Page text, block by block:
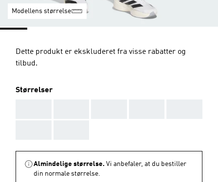
Modellens størrelse
Dette produkt er ekskluderet fra visse rabatter og
tilbud.
Størrelser
Almindelige størrelse. Vi anbefaler, at du bestiller
din normale størrelse.